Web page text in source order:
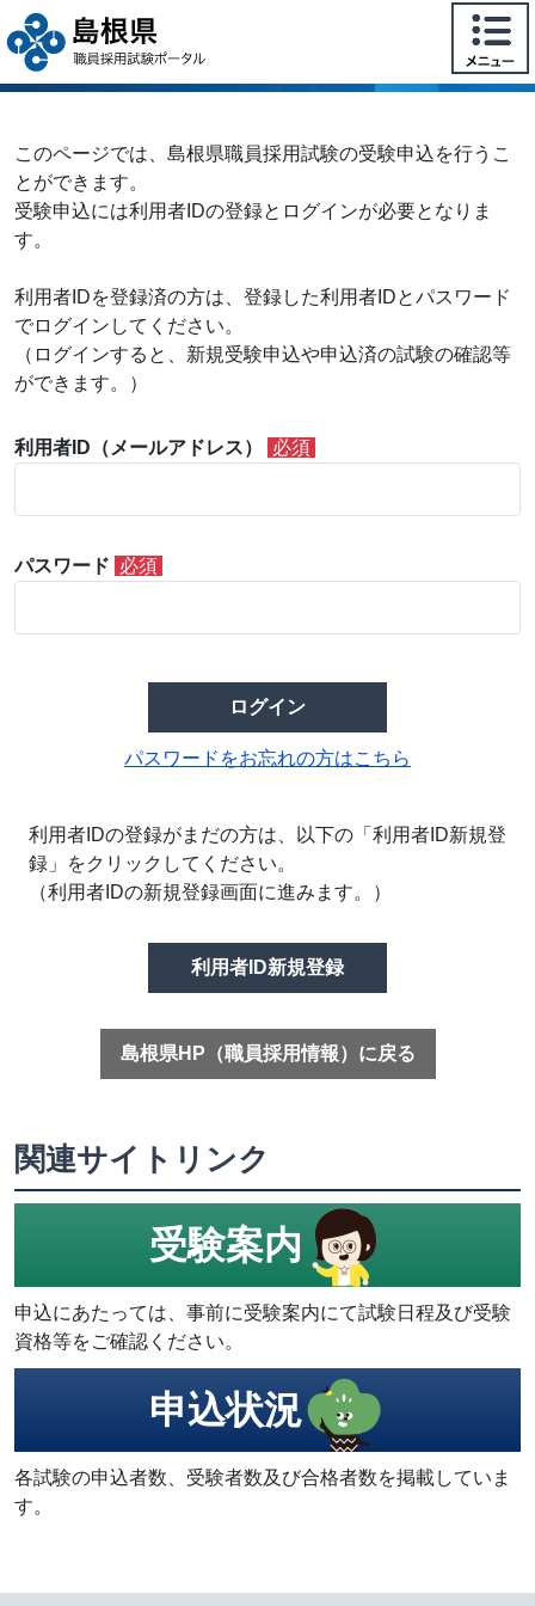
このページでは、島根県職員採用試験の受験申込を行うこ
とができます。
受験申込には利用者IDの登録とログインが必要となりま
す。
利用者IDを登録済の方は、登録した利用者IDとパスワード
でログインしてください。
（ログインすると、新規受験申込や申込済の試験の確認等
ができます。）
利用者ID（メールアドレス） 必須
パスワード 必須
ログイン
パスワードをお忘れの方はこちら
利用者IDの登録がまだの方は、以下の「利用者ID新規登
録」をクリックしてください。
（利用者IDの新規登録画面に進みます。）
利用者ID新規登録
島根県HP（職員採用情報）に戻る
関連サイトリンク
受験案内
申込にあたっては、事前に受験案内にて試験日程及び受験
資格等をご確認ください。
申込状況
各試験の申込者数、受験者数及び合格者数を掲載していま
す。